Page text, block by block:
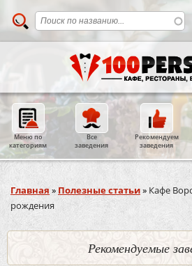
Меню по
категориям
Все
заведения
Рекомендуем
заведения
Вы здесь
Главная » Полезные статьи» Кафе
рождения
Рекомендуемые